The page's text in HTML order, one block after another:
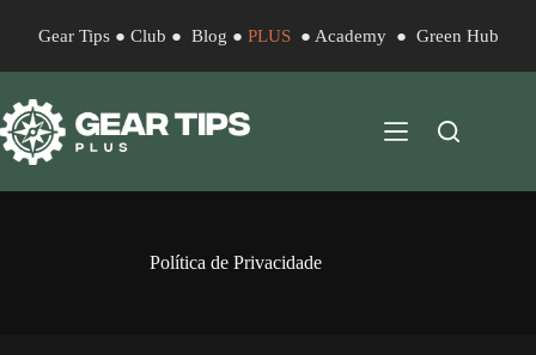
Gear Tips● Club ● Blog ● PLUS● Academy● Green Hub
Política de Privacidade